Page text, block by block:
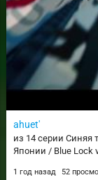
ahuet'
из 14 серии
Японии / Blue Lock
1 год назад 52